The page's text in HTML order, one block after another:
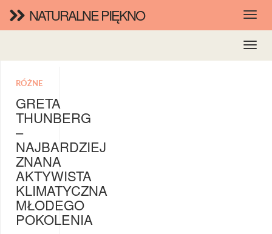
NATURALNE PIĘKNO
RÓŻNE
GRETA
THUNBERG
–
NAJBARDZIEJ
ZNANA
AKTYWISTA
KLIMATYCZNA
MŁODEGO
POKOLENIA